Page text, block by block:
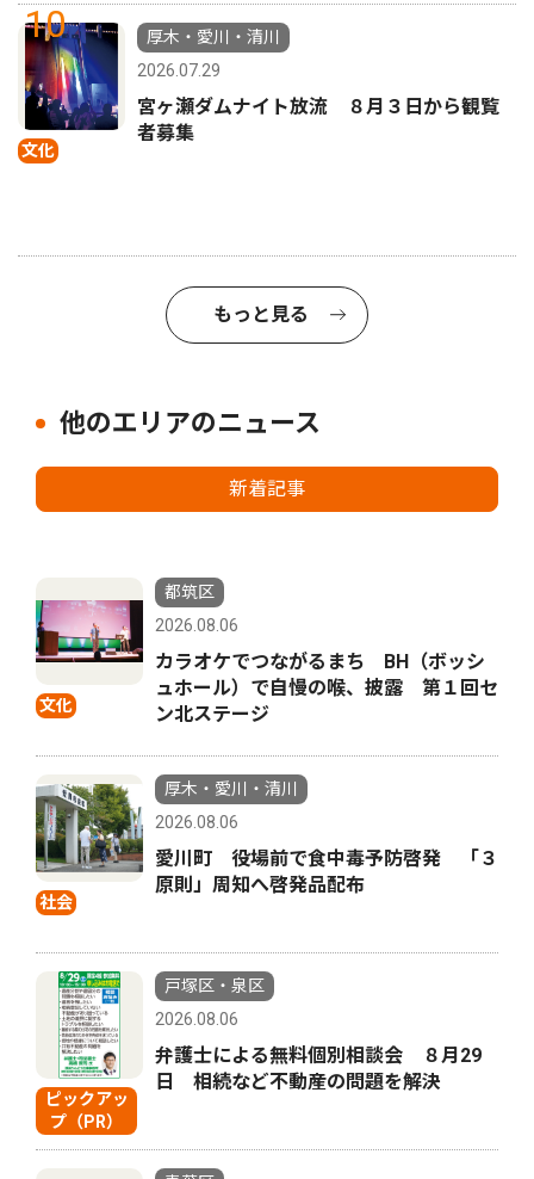
10
文化
厚木・愛川・清川
2026.07.29
宮ヶ瀬ダムナイト放流 ８月３日から観覧
者募集
もっと見る
他のエリアのニュース
新着記事
文化
都筑区
2026.08.06
カラオケでつながるまち BH（ボッシ
ュホール）で自慢の喉、披露 第１回セ
ン北ステージ
社会
厚木・愛川・清川
2026.08.06
愛川町 役場前で食中毒予防啓発 「３
原則」周知へ啓発品配布
ピックアッ
プ（PR）
戸塚区・泉区
2026.08.06
弁護士による無料個別相談会 ８月29
日 相続など不動産の問題を解決